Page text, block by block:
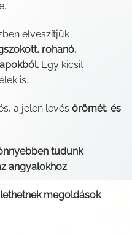
elveszítjük
rohanó,
Egy kicsit
is.
a jelen levés örömét, és
tudunk
angyalokhoz.
megoldások